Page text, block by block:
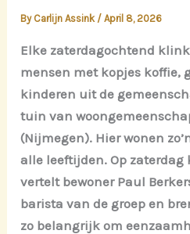
By Carlijn Assink /April 8, 2026
Elke zaterdagochtend
mensen met kopjes koffie,
kinderen uit de
tuin van
(Nijmegen). Hier wonen
alle leeftijden. Op zaterdag
vertelt bewoner Paul
barista van de groep en
zo belangrijk om